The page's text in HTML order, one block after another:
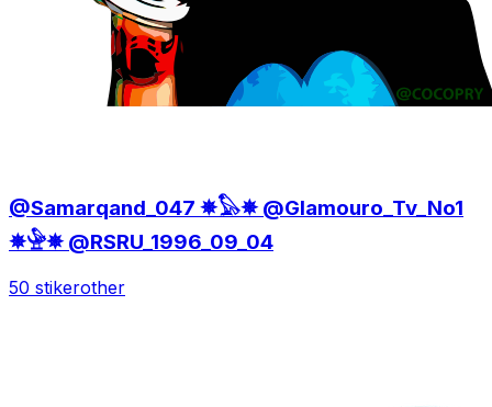
@Samarqand_047 ✵𓅃✵ @Glamouro_Tv_No1
✵𓅈✵ @RSRU_1996_09_04
50 stikerother